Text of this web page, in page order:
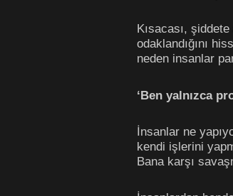
Kısacası,
odaklandığını
neden insanlar
‘Ben yalnızca
İnsanlar ne
kendi işlerini
Bana karşı